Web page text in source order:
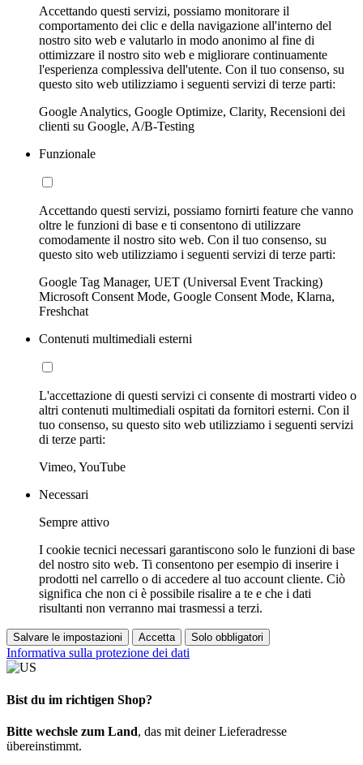
Accettando questi servizi, possiamo monitorare il
comportamento dei clic e della navigazione all'interno del
nostro sito web e valutarlo in modo anonimo al fine di
ottimizzare il nostro sito web e migliorare continuamente
l'esperienza complessiva dell'utente. Con il tuo consenso, su
questo sito web utilizziamo i seguenti servizi di terze parti:
Google Analytics, Google Optimize, Clarity, Recensioni dei
clienti su Google, A/B-Testing
Funzionale
Accettando questi servizi, possiamo fornirti feature che vanno
oltre le funzioni di base e ti consentono di utilizzare
comodamente il nostro sito web. Con il tuo consenso, su
questo sito web utilizziamo i seguenti servizi di terze parti:
Google Tag Manager, UET (Universal Event Tracking)
Microsoft Consent Mode, Google Consent Mode, Klarna,
Freshchat
Contenuti multimediali esterni
L'accettazione di questi servizi ci consente di mostrarti video o
altri contenuti multimediali ospitati da fornitori esterni. Con il
tuo consenso, su questo sito web utilizziamo i seguenti servizi
di terze parti:
Vimeo, YouTube
Necessari
Sempre attivo
I cookie tecnici necessari garantiscono solo le funzioni di base
del nostro sito web. Ti consentono per esempio di inserire i
prodotti nel carrello o di accedere al tuo account cliente. Ciò
significa che non ci è possibile risalire a te e che i dati
risultanti non verranno mai trasmessi a terzi.
Salvare le impostazioni Accetta Solo obbligatori
Informativa sulla protezione dei dati
Bist du im richtigen Shop?
Bitte wechsle zum Land, das mit deiner Lieferadresse
übereinstimmt.